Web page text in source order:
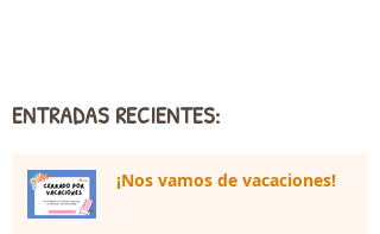
ENTRADAS RECIENTES:
¡Nos vamos de vacaciones!